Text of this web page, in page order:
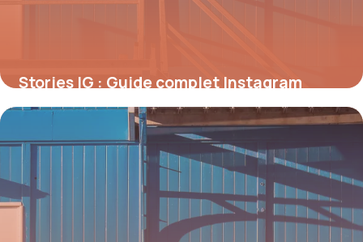
Stories IG : Guide complet Instagram
Stories 2026